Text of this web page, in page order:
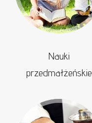
Nauki
przedmałżeńskie